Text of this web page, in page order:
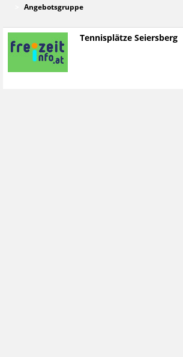
Angebotsgruppe
Tennisplätze Seiersberg